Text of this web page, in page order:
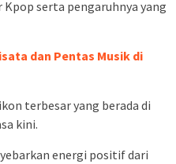
serta pengaruhnya yang
dan Pentas Musik di
terbesar yang berada di
kini.
energi positif dari